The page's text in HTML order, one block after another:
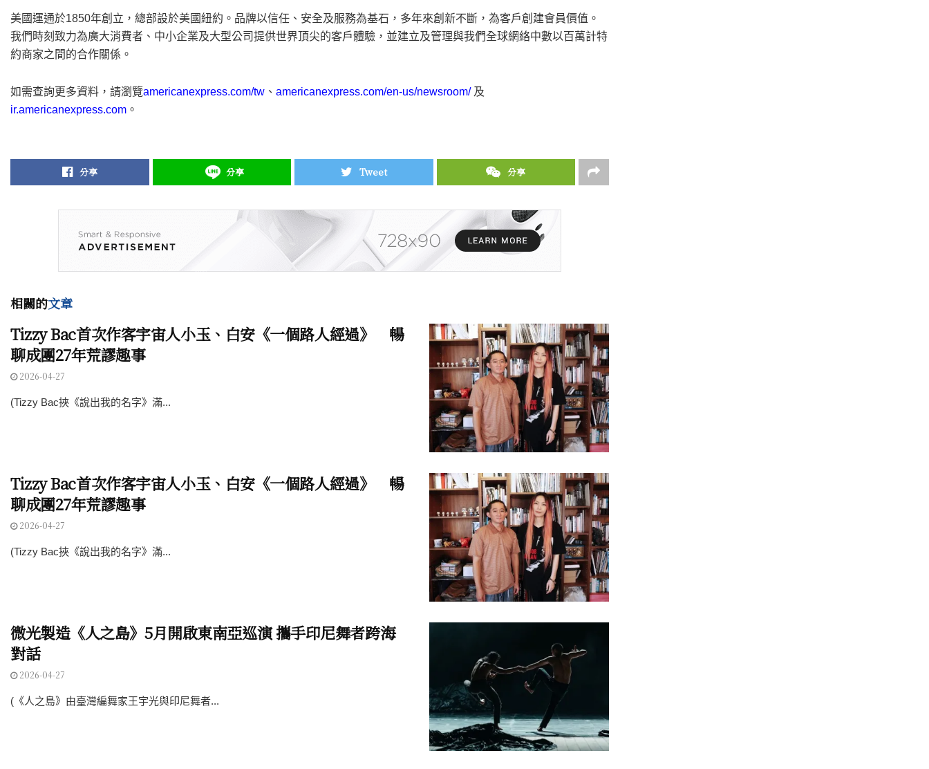
美國運通於1850年創立，總部設於美國紐約。品牌以信任、安全及服務為基石，多年來創新不斷，為客戶創建會員價值。
我們時刻致力為廣大消費者、中小企業及大型公司提供世界頂尖的客戶體驗，並建立及管理與我們全球網絡中數以百萬計特
約商家之間的合作關係。
如需查詢更多資料，請瀏覽americanexpress.com/tw 、 americanexpress.com/en-us/newsroom/及
ir.americanexpress.com 。
分享 分享 Tweet 分享
相關的文章
Tizzy Bac首次作客宇宙人小玉、白安《一個路人經過》 暢
聊成團27年荒謬趣事
2026-04-27
(Tizzy Bac挾《說出我的名字》滿...
Tizzy Bac首次作客宇宙人小玉、白安《一個路人經過》 暢
聊成團27年荒謬趣事
2026-04-27
(Tizzy Bac挾《說出我的名字》滿...
微光製造《人之島》5月開啟東南亞巡演 攜手印尼舞者跨海
對話
2026-04-27
(《人之島》由臺灣編舞家王宇光與印尼舞者...